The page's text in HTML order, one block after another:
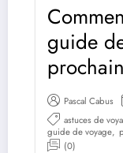
guide
Pascal Cabus
astuces de
guide de voyage,
(0)